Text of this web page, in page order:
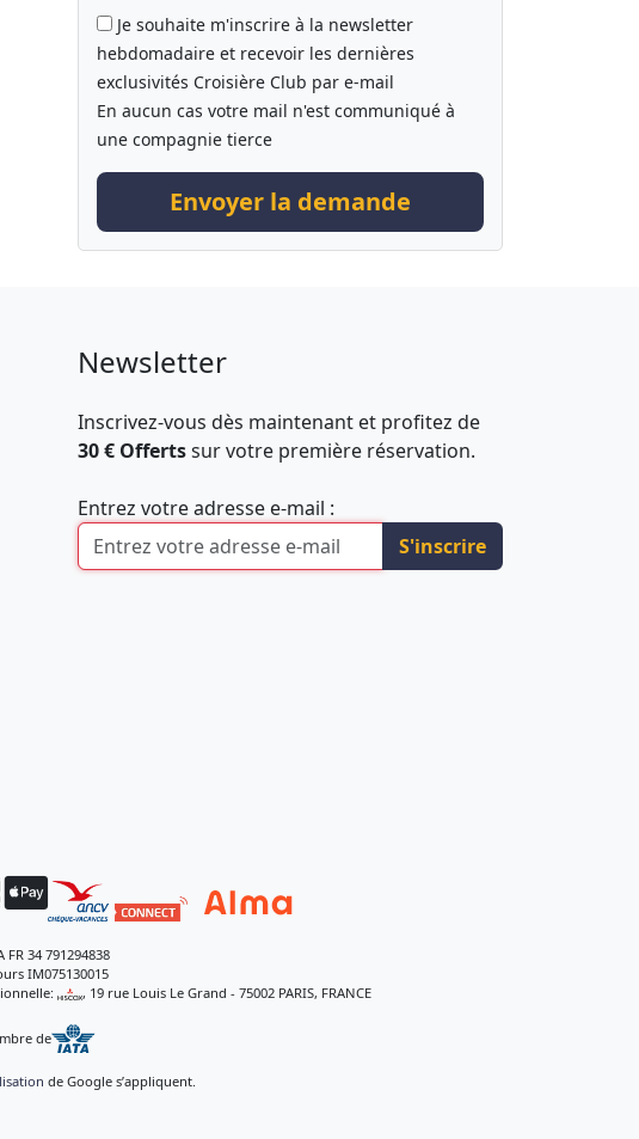
Je souhaite m'inscrire à la newsletter
hebdomadaire et recevoir les dernières
exclusivités Croisière Club par e-mail
En aucun cas votre mail n'est communiqué à
une compagnie tierce
Envoyer la demande
Newsletter
Inscrivez-vous dès maintenant et profitez de
30 € Offertssur votre première réservation.
Entrez votre adresse e-mail :
S'inscrire
FR 34 791294838
IM075130015
, 19 rue Louis Le Grand - 75002 PARIS, FRANCE
de
de Google s’appliquent.